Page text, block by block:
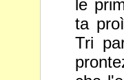
le
ta
Tri